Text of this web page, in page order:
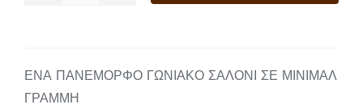
ΕΝΑ ΠΑΝΕΜΟΡΦΟ ΓΩΝΙΑΚΟ ΣΑΛΟΝΙ ΣΕ ΜΙΝΙΜΑΛ
ΓΡΑΜΜΗ